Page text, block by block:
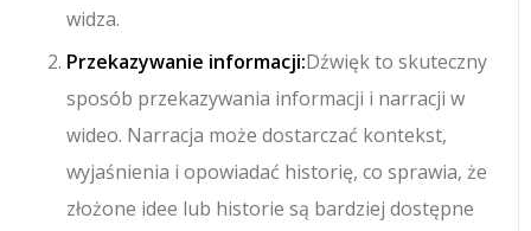
widza.
Przekazywanie informacji:Dźwięk to skuteczny
sposób przekazywania informacji i narracji w
wideo. Narracja może dostarczać kontekst,
wyjaśnienia i opowiadać historię, co sprawia, że
złożone idee lub historie są bardziej dostępne